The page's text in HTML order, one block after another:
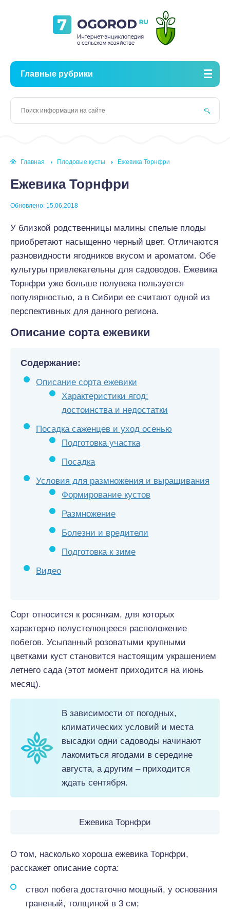
Главные рубрики
Главная Плодовые кусты Ежевика Торнфри
Ежевика Торнфри
Обновлено: 15.06.2018
У близкой родственницы малины спелые плоды
приобретают насыщенно черный цвет. Отличаются
разновидности ягодников вкусом и ароматом. Обе
культуры привлекательны для садоводов. Ежевика
Торнфри уже больше полувека пользуется
популярностью, а в Сибири ее считают одной из
перспективных для данного региона.
Описание сорта ежевики
Содержание:
Описание сорта ежевики
Характеристики ягод:
достоинства и недостатки
Посадка саженцев и уход осенью
Подготовка участка
Посадка
Условия для размножения и выращивания
Формирование кустов
Размножение
Болезни и вредители
Подготовка к зиме
Видео
Сорт относится к росянкам, для которых
характерно полустелющееся расположение
побегов. Усыпанный розоватыми крупными
цветками куст становится настоящим украшением
летнего сада (этот момент приходится на июнь
месяц).
В зависимости от погодных,
климатических условий и места
высадки одни садоводы начинают
лакомиться ягодами в середине
августа, а другим – приходится
ждать сентября.
Ежевика Торнфри
О том, насколько хороша ежевика Торнфри,
расскажет описание сорта:
ствол побега достаточно мощный, у основания
граненый, толщиной в 3 см;